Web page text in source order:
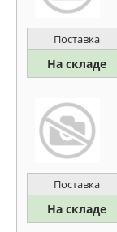
Поставка
На складе
Поставка
На складе